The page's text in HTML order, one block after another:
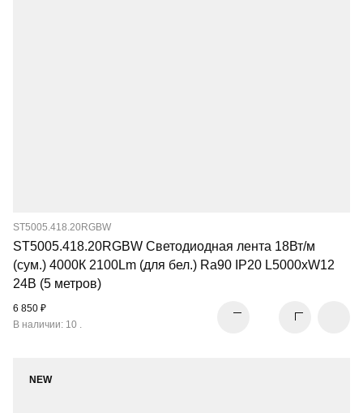
ST5005.418.20RGBW
ST5005.418.20RGBW Светодиодная лента 18Вт/м
(сум.) 4000К 2100Lm (для бел.) Ra90 IP20 L5000xW12
24В (5 метров)
6 850 ₽
В наличии: 10 .
NEW